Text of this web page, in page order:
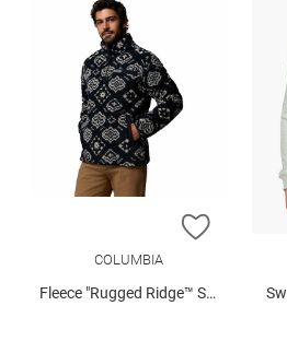
ZUR
COLUMBIA
Fleece "Rugged Ridge™ Sherpa"